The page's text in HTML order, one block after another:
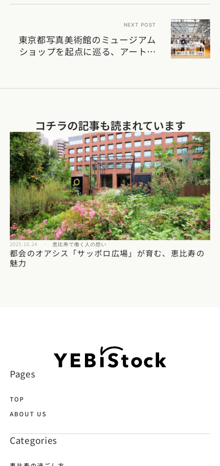
っかけに【前編】
NEXT POST
東京都写真美術館のミュージアム
ショップを起点に巡る、アートな
コチラの記事も読まれています​
2025.10.24 · 恵比寿で働く人の想い
都会のオアシス「サッポロ広場」が育む、恵比寿の
魅力
Pages
TOP
ABOUT US
Categories